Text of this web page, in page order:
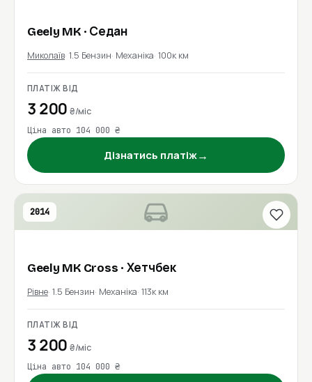
Geely MK · Седан
Миколаїв 1.5 Бензин Механіка 100к км
ПЛАТІЖ ВІД
3 200₴/міс
Ціна авто 104 000 ₴
Дізнатись платіж→
2014
Geely MK Cross · Хетчбек
Рівне 1.5 Бензин Механіка 113к км
ПЛАТІЖ ВІД
3 200₴/міс
Ціна авто 104 000 ₴